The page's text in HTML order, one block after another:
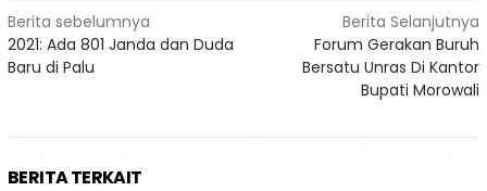
Navigasi
pos
Berita sebelumnya
2021: Ada 801 Janda dan Duda
Baru di Palu
Berita Selanjutnya
Forum Gerakan Buruh
Bersatu Unras Di Kantor
Bupati Morowali
BERITA TERKAIT